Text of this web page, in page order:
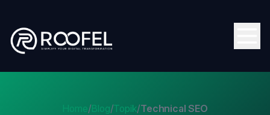
Home/Blog/Topik/Technical SEO